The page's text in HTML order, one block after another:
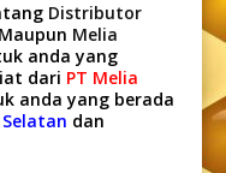
Distributor
Maupun Melia
anda yang
dari PT Melia
anda yang berada
Selatan dan